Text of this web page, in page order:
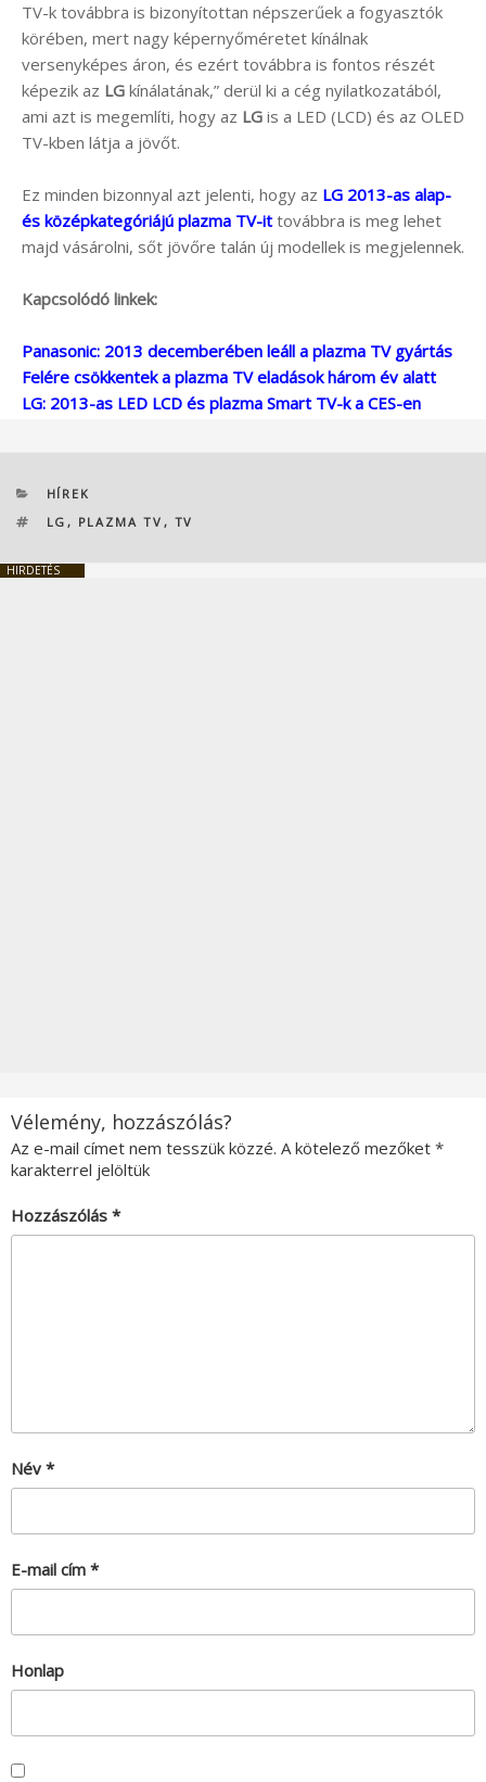
TV-k továbbra is bizonyítottan népszerűek a fogyasztók
körében, mert nagy képernyőméretet kínálnak
versenyképes áron, és ezért továbbra is fontos részét
képezik az LG kínálatának,” derül ki a cég nyilatkozatából,
ami azt is megemlíti, hogy az LG is a LED (LCD) és az OLED
TV-kben látja a jövőt.
Ez minden bizonnyal azt jelenti, hogy az LG 2013-as alap-
és középkategóriájú plazma TV-it továbbra is meg lehet
majd vásárolni, sőt jövőre talán új modellek is megjelennek.
Kapcsolódó linkek:
Panasonic: 2013 decemberében leáll a plazma TV gyártás
Felére csökkentek a plazma TV eladások három év alatt
LG: 2013-as LED LCD és plazma Smart TV-k a CES-en
KATEGÓRIÁK
HÍREK
CÍMKÉK
LG , PLAZMA TV , TV
HIRDETÉS
Vélemény, hozzászólás?
Az e-mail címet nem tesszük közzé. A kötelező mezőket *
karakterrel jelöltük
Hozzászólás *
Név *
E-mail cím *
Honlap